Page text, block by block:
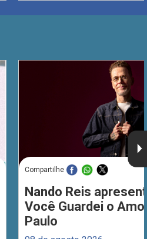
Compartilhe
Nando Reis
Você Guardei o
Paulo